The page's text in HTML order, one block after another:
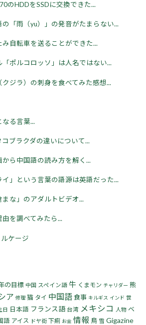
のHDDをSSDに交換できた...
「雨（yu）」の発音がたまらない...
自転車を送ることができた...
ポルコロッソ」は人名ではない...
ジラ）の刺身を食べてみた感想...
る言葉...
ブラクダの違いについて...
から中国語の読み方を解く...
イ」という言葉の語源は英語だった...
な」のアダルトビデオ...
を調べてみたら...
ケージ
の目標 中国 スペイン語 牛 くまモン チャリダー 熊
ア 修理 猫 タイ 中国語食事 キルギス インド 世
日 日本語 フランス語 台湾 メキシコ 人物 ベ
語 アイス ドヤ街 下痢 お金 情報 鳥 雪 Gigazine